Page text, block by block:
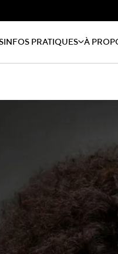
INFOS PRATIQUES À